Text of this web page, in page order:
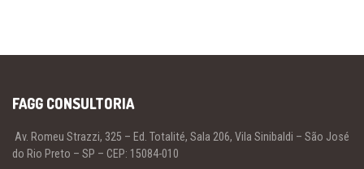
FAGG CONSULTORIA
Av. Romeu Strazzi, 325 – Ed. Totalité, Sala 206, Vila Sinibaldi – São José
do Rio Preto – SP – CEP: 15084-010